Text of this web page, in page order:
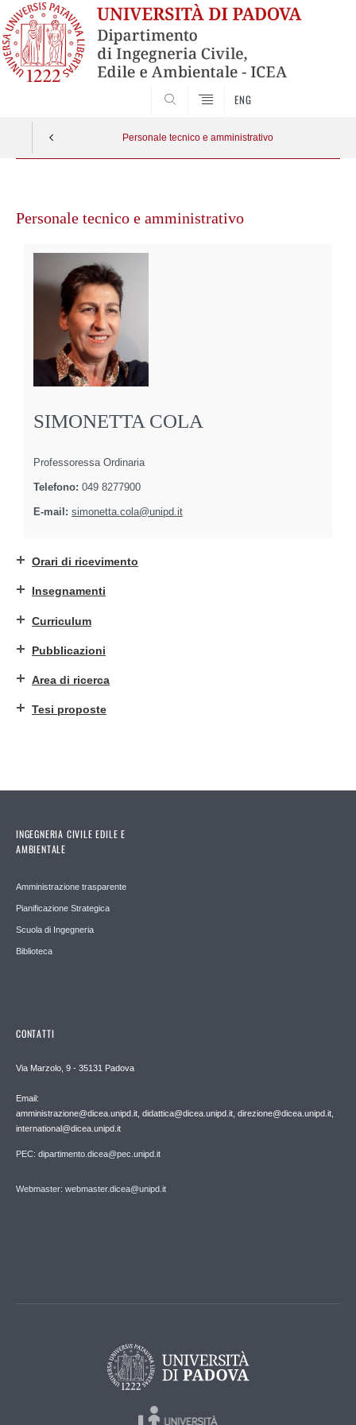
ENG
Personale tecnico e amministrativo
contenuto
Personale tecnico e amministrativo
SIMONETTA COLA
Professoressa Ordinaria
Telefono: 049 8277900
E-mail: simonetta.cola@unipd.it
Orari di ricevimento
Insegnamenti
Curriculum
Pubblicazioni
Area di ricerca
Tesi proposte
INGEGNERIA CIVILE EDILE E
AMBIENTALE
Amministrazione trasparente
Pianificazione Strategica
Scuola di Ingegneria
Biblioteca
CONTATTI
Via Marzolo, 9 - 35131 Padova
Email:
amministrazione@dicea.unipd.it, didattica@dicea.unipd.it, direzione@dicea.unipd.it,
international@dicea.unipd.it
PEC: dipartimento.dicea@pec.unipd.it
Webmaster: webmaster.dicea@unipd.it